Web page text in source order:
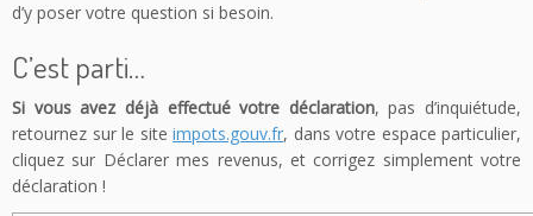
d’y poser votre question si besoin.
C’est parti…
Si vous avez déjà effectué votre déclaration, pas d’inquiétude,
retournez sur le site impots.gouv.fr, dans votre espace particulier,
cliquez sur Déclarer mes revenus, et corrigez simplement votre
déclaration !